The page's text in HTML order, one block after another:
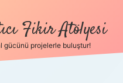
Fikir Atölyesi
gücünü projelerle buluştur!